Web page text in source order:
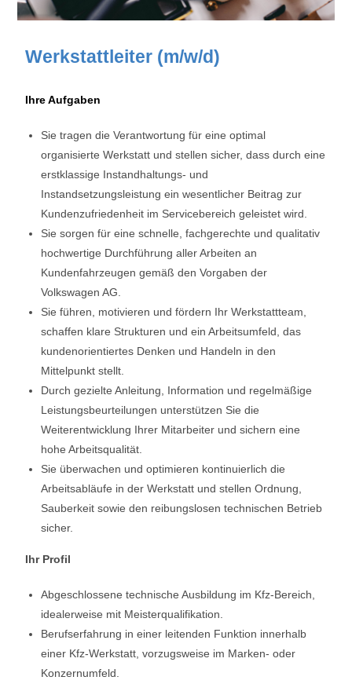
Werkstattleiter (m/w/d)
Ihre Aufgaben
Sie tragen die Verantwortung für eine optimal
organisierte Werkstatt und stellen sicher, dass durch eine
erstklassige Instandhaltungs- und
Instandsetzungsleistung ein wesentlicher Beitrag zur
Kundenzufriedenheit im Servicebereich geleistet wird.
Sie sorgen für eine schnelle, fachgerechte und qualitativ
hochwertige Durchführung aller Arbeiten an
Kundenfahrzeugen gemäß den Vorgaben der
Volkswagen AG.
Sie führen, motivieren und fördern Ihr Werkstattteam,
schaffen klare Strukturen und ein Arbeitsumfeld, das
kundenorientiertes Denken und Handeln in den
Mittelpunkt stellt.
Durch gezielte Anleitung, Information und regelmäßige
Leistungsbeurteilungen unterstützen Sie die
Weiterentwicklung Ihrer Mitarbeiter und sichern eine
hohe Arbeitsqualität.
Sie überwachen und optimieren kontinuierlich die
Arbeitsabläufe in der Werkstatt und stellen Ordnung,
Sauberkeit sowie den reibungslosen technischen Betrieb
sicher.
Ihr Profil
Abgeschlossene technische Ausbildung im Kfz-Bereich,
idealerweise mit Meisterqualifikation.
Berufserfahrung in einer leitenden Funktion innerhalb
einer Kfz-Werkstatt, vorzugsweise im Marken- oder
Konzernumfeld.